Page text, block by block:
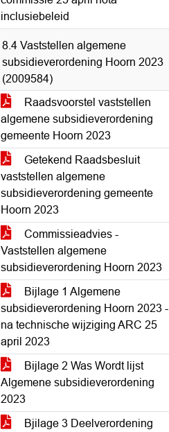
inclusiebeleid
8.4 Vaststellen algemene
subsidieverordening Hoorn 2023
(2009584)
Raadsvoorstel vaststellen
algemene subsidieverordening
gemeente Hoorn 2023
Getekend Raadsbesluit
vaststellen algemene
subsidieverordening gemeente
Hoorn 2023
Commissieadvies -
Vaststellen algemene
subsidieverordening Hoorn 2023
Bijlage 1 Algemene
subsidieverordening Hoorn 2023 -
na technische wijziging ARC 25
april 2023
Bijlage 2 Was Wordt lijst
Algemene subsidieverordening
2023
Bjilage 3 Deelverordening